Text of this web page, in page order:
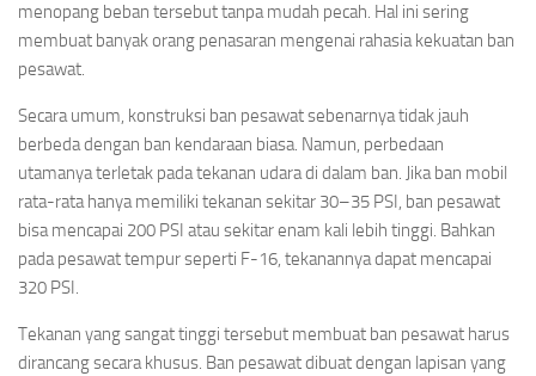
menopang beban tersebut tanpa mudah pecah. Hal ini sering
membuat banyak orang penasaran mengenai rahasia kekuatan ban
pesawat.
Secara umum, konstruksi ban pesawat sebenarnya tidak jauh
berbeda dengan ban kendaraan biasa. Namun, perbedaan
utamanya terletak pada tekanan udara di dalam ban. Jika ban mobil
rata-rata hanya memiliki tekanan sekitar 30–35 PSI, ban pesawat
bisa mencapai 200 PSI atau sekitar enam kali lebih tinggi. Bahkan
pada pesawat tempur seperti F-16, tekanannya dapat mencapai
320 PSI.
Tekanan yang sangat tinggi tersebut membuat ban pesawat harus
dirancang secara khusus. Ban pesawat dibuat dengan lapisan yang